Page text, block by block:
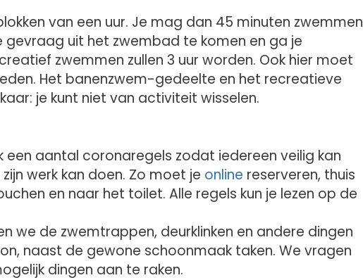
van een uur. Je mag dan 45 minuten zwemmen
gevraag uit het zwembad te komen en ga je
zwemmen zullen 3 uur worden. Ook hier moet
Het banenzwem-gedeelte en het recreatieve
je kunt niet van activiteit wisselen.
aantal coronaregels zodat iedereen veilig kan
werk kan doen. Zo moet je online reserveren, thuis
en naar het toilet. Alle regels kun je lezen op de
we de zwemtrappen, deurklinken en andere dingen
naast de gewone schoonmaak taken. We vragen
dingen aan te raken.